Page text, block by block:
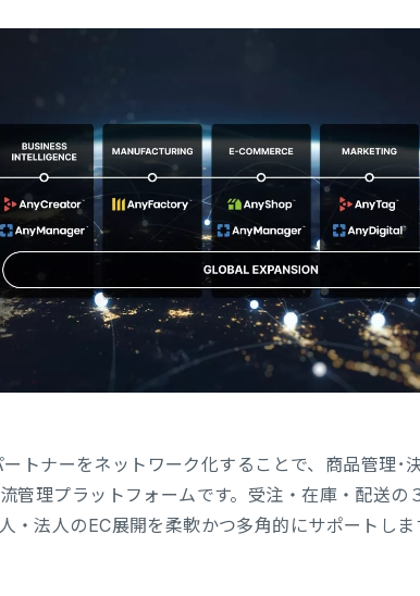
トナーをネットワーク化することで、商品管理･
管理プラットフォームです。受注・在庫・配送の
法人のEC展開を柔軟かつ多角的にサポートしま